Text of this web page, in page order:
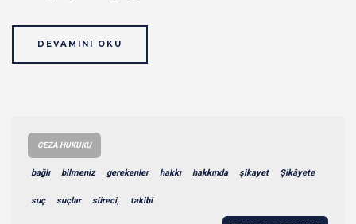
DEVAMINI OKU
CEZA HUKUKU
bağlı bilmeniz gerekenler hakkı hakkında şikayet Şikâyete
suç suçlar süreci, takibi